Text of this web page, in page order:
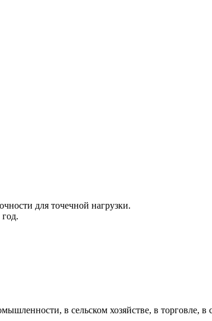
для точечной нагрузки.
в сельском хозяйстве, в торговле, в